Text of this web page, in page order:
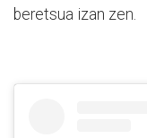
beretsua izan zen.